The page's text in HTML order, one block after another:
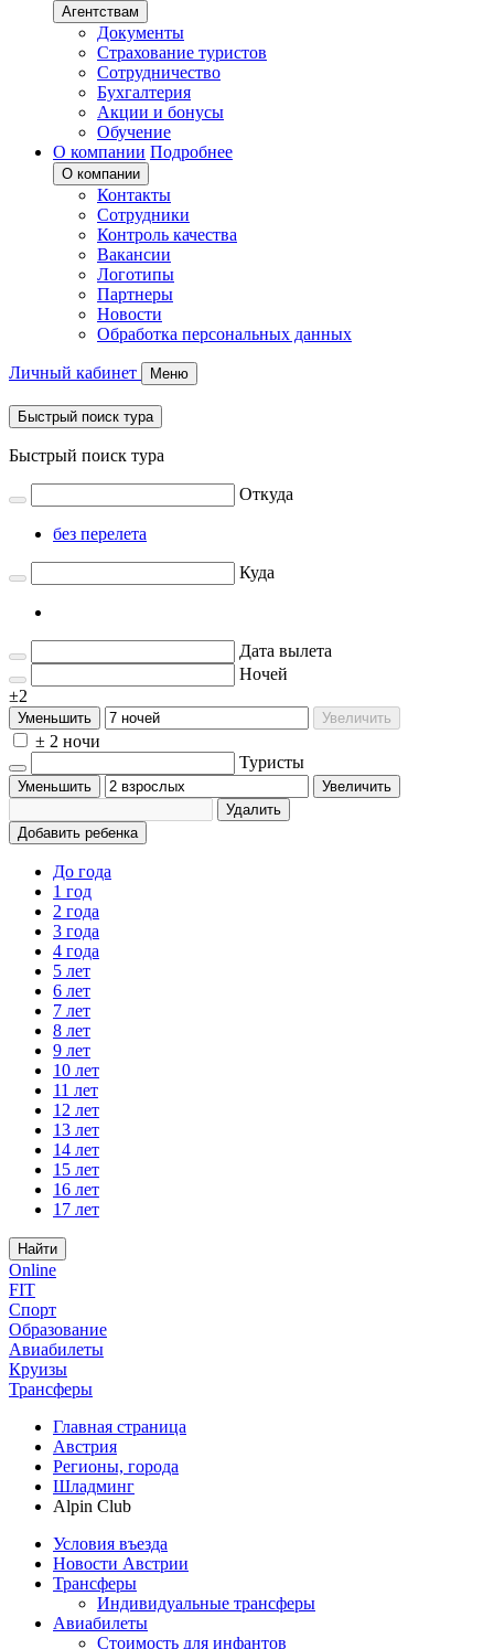
Агентствам
Документы
Страхование туристов
Сотрудничество
Бухгалтерия
Акции и бонусы
Обучение
О компании Подробнее
О компании
Контакты
Сотрудники
Контроль качества
Вакансии
Логотипы
Партнеры
Новости
Обработка персональных данных
Личный кабинет Меню
Быстрый поиск тура
Быстрый поиск тура
Откуда
без перелета
Куда
Дата вылета
Ночей
±2
Уменьшить Увеличить
± 2 ночи
Туристы
Уменьшить
Увеличить
Удалить
Добавить ребенка
До года
1 год
2 года
3 года
4 года
5 лет
6 лет
7 лет
8 лет
9 лет
10 лет
11 лет
12 лет
13 лет
14 лет
15 лет
16 лет
17 лет
Найти
Online
FIT
Спорт
Образование
Авиабилеты
Круизы
Трансферы
Главная страница
Австрия
Регионы, города
Шладминг
Alpin Club
Условия въезда
Новости Австрии
Трансферы
Индивидуальные трансферы
Авиабилеты
Стоимость для инфантов